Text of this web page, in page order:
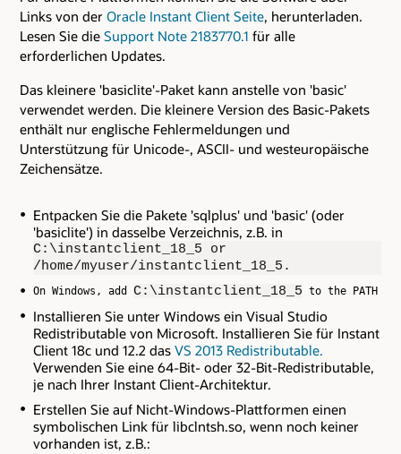
Links von der Oracle Instant Client Seite, herunterladen.
Lesen Sie die Support Note 2183770.1 für alle
erforderlichen Updates.
Das kleinere 'basiclite'-Paket kann anstelle von 'basic'
verwendet werden. Die kleinere Version des Basic-Pakets
enthält nur englische Fehlermeldungen und
Unterstützung für Unicode-, ASCII- und westeuropäische
Zeichensätze.
Entpacken Sie die Pakete 'sqlplus' und 'basic' (oder
'basiclite') in dasselbe Verzeichnis, z.B. in
C:\instantclient_18_5 or
/home/myuser/instantclient_18_5.
On Windows, add C:\instantclient_18_5 to the PATH
Installieren Sie unter Windows ein Visual Studio
Redistributable von Microsoft. Installieren Sie für Instant
Client 18c und 12.2 das VS 2013 Redistributable.
Verwenden Sie eine 64-Bit- oder 32-Bit-Redistributable,
je nach Ihrer Instant Client-Architektur.
Erstellen Sie auf Nicht-Windows-Plattformen einen
symbolischen Link für libclntsh.so, wenn noch keiner
vorhanden ist, z.B.: